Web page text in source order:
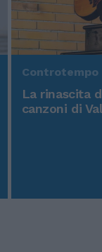
Controtempo
La rinascita
canzoni di